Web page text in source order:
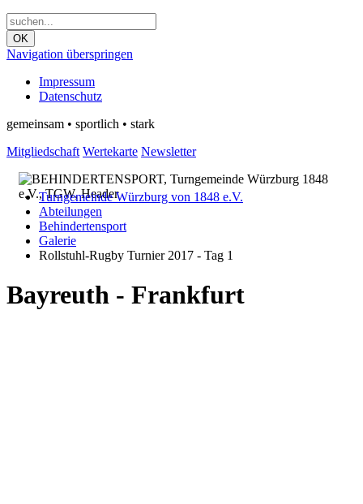
OK
Navigation überspringen
Impressum
Datenschutz
gemeinsam • sportlich • stark
Mitgliedschaft Wertekarte Newsletter
Turngemeinde Würzburg von 1848 e.V.
Abteilungen
Behindertensport
Galerie
Rollstuhl-Rugby Turnier 2017 - Tag 1
Bayreuth - Frankfurt